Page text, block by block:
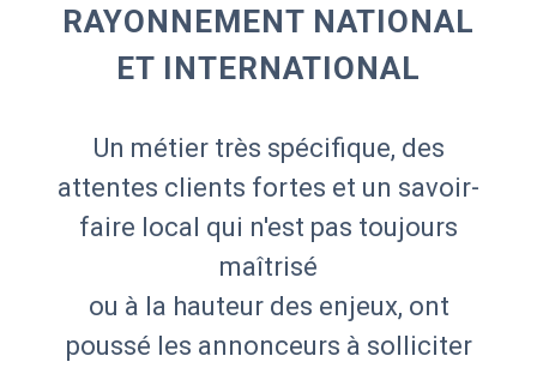
RAYONNEMENT NATIONAL
ET INTERNATIONAL
Un métier très spécifique, des
attentes clients fortes et un savoir-
faire local qui n'est pas toujours
maîtrisé
ou à la hauteur des enjeux, ont
poussé les annonceurs à solliciter